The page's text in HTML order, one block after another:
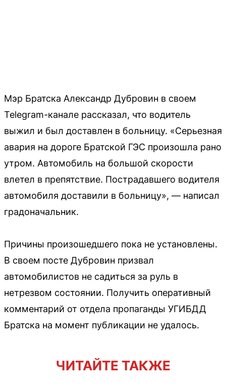
Мэр Братска Александр Дубровин в своем
Telegram-канале рассказал, что водитель
выжил и был доставлен в больницу. «Серьезная
авария на дороге Братской ГЭС произошла рано
утром. Автомобиль на большой скорости
влетел в препятствие. Пострадавшего водителя
автомобиля доставили в больницу», — написал
градоначальник.
Причины произошедшего пока не установлены.
В своем посте Дубровин призвал
автомобилистов не садиться за руль в
нетрезвом состоянии. Получить оперативный
комментарий от отдела пропаганды УГИБДД
Братска на момент публикации не удалось.
ЧИТАЙТЕ ТАКЖЕ